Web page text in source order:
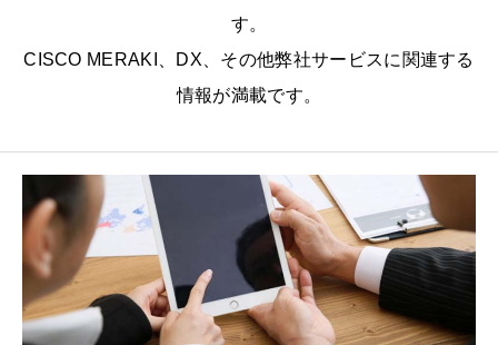
す。
CISCO MERAKI、DX、その他弊社サービスに関連する
情報が満載です。